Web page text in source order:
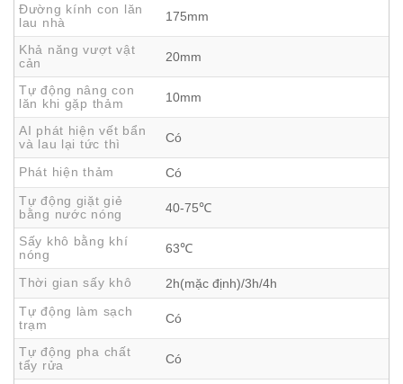
Không chỉ dừng lại ở khả năng hút bụi, robot còn chinh
phục người dùng với công nghệ lau OZMO ROLLER – giải
pháp thay thế hoàn hảo cho lau tay truyền thống:
Áp lực lau đạt 3.700Pa
lau đĩa kép hoặc rung phẳng.
Tốc độ quay 220 vòng/phút
mạnh mẽ 220 lần mỗi phút.
Hệ thống làm sạch con lăn liên tục, luôn giữ cho giẻ
lau trong trạng thái sạch sẽ khi vận hành.
Không để lại vệt nước, không lây nhiễm chéo
bảo sàn luôn khô thoáng và an toàn cho trẻ em, thú
cưng.
Đường kính con lăn
lau nhà
175mm
Khả năng vượt vật
cản
20mm
Tự động nâng con
lăn khi gặp thảm
10mm
AI phát hiện vết bẩn
và lau lại tức thì
Có
Phát hiện thảm
Có
Tự động giặt giẻ
bằng nước nóng
40-75℃
Sấy khô bằng khí
nóng
63℃
Thời gian sấy khô
2h(mặc định)/3h/4h
Tự động làm sạch
trạm
Có
Tự động pha chất
tẩy rửa
Có